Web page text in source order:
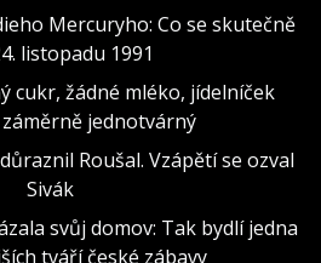
Mercuryho: Co se skutečně
listopadu 1991
cukr, žádné mléko, jídelníček
záměrně jednotvárný
Roušal. Vzápětí se ozval
Sivák
svůj domov: Tak bydlí jedna
tváří české zábavy